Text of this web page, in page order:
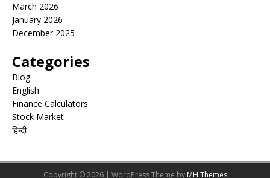
March 2026
January 2026
December 2025
Categories
Blog
English
Finance Calculators
Stock Market
हिन्दी
Copyright © 2026 | WordPress Theme by MH Themes